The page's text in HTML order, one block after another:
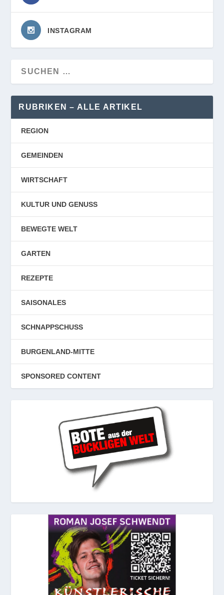
INSTAGRAM
RUBRIKEN – ALLE ARTIKEL
REGION
GEMEINDEN
WIRTSCHAFT
KULTUR UND GENUSS
BEWEGTE WELT
GARTEN
REZEPTE
SAISONALES
SCHNAPPSCHUSS
BURGENLAND-MITTE
SPONSORED CONTENT